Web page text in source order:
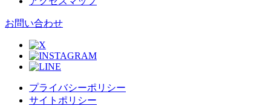
お問い合わせ
プライバシーポリシー
サイトポリシー